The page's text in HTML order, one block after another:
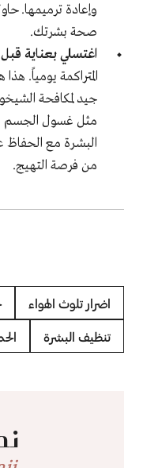
وإعادة ترميمها.
صحة بشرتك.
اغتسلي بعناية قبل
المتراكمة يومياً. هذا
جيد لمكافحة
مثل غسول الجسم
البشرة مع الحفاظ
من فرصة التهيج.
اضرار تلوث الهواء
تنظيف البشرة